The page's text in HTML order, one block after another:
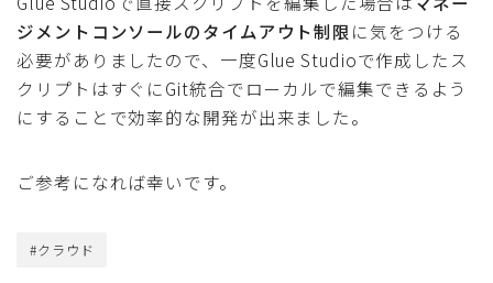
ジメントコンソールのタイムアウト制限 に気をつける
必要がありましたので、一度Glue Studioで作成したス
クリプトはすぐにGit統合でローカルで編集できるよう
にすることで効率的な開発が出来ました。
ご参考になれば幸いです。
#クラウド